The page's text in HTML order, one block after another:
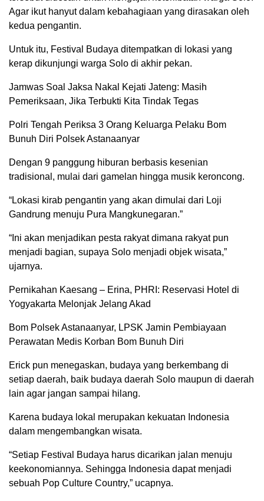
Agar ikut hanyut dalam kebahagiaan yang dirasakan oleh
kedua pengantin.
Untuk itu, Festival Budaya ditempatkan di lokasi yang
kerap dikunjungi warga Solo di akhir pekan.
Jamwas Soal Jaksa Nakal Kejati Jateng: Masih
Pemeriksaan, Jika Terbukti Kita Tindak Tegas
Polri Tengah Periksa 3 Orang Keluarga Pelaku Bom
Bunuh Diri Polsek Astanaanyar
Dengan 9 panggung hiburan berbasis kesenian
tradisional, mulai dari gamelan hingga musik keroncong.
“Lokasi kirab pengantin yang akan dimulai dari Loji
Gandrung menuju Pura Mangkunegaran.”
“Ini akan menjadikan pesta rakyat dimana rakyat pun
menjadi bagian, supaya Solo menjadi objek wisata,”
ujarnya.
Pernikahan Kaesang – Erina, PHRI: Reservasi Hotel di
Yogyakarta Melonjak Jelang Akad
Bom Polsek Astanaanyar, LPSK Jamin Pembiayaan
Perawatan Medis Korban Bom Bunuh Diri
Erick pun menegaskan, budaya yang berkembang di
setiap daerah, baik budaya daerah Solo maupun di daerah
lain agar jangan sampai hilang.
Karena budaya lokal merupakan kekuatan Indonesia
dalam mengembangkan wisata.
“Setiap Festival Budaya harus dicarikan jalan menuju
keekonomiannya. Sehingga Indonesia dapat menjadi
sebuah Pop Culture Country,” ucapnya.